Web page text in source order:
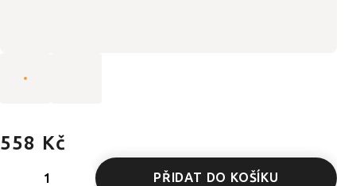
558 Kč
PŘIDAT DO KOŠÍKU